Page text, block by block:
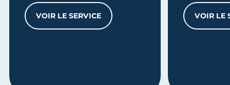
VOIR LE SERVICEDIAGNOSTIC APPROCHE GLOBALE 360°
VOIR LE